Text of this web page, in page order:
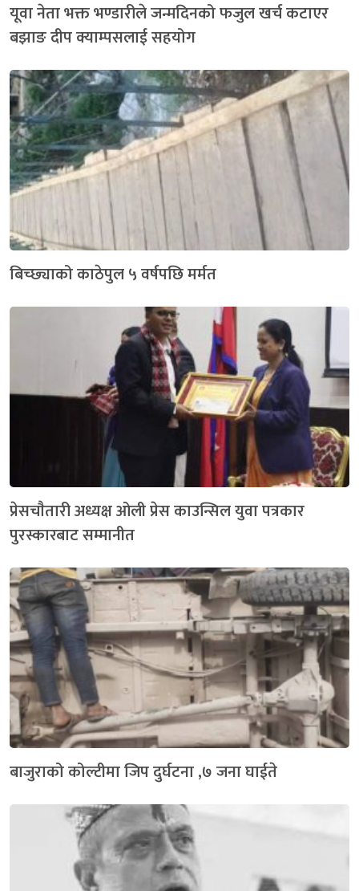
यूवा नेता भक्त भण्डारीले जन्मदिनको फजुल खर्च कटाएर
बझाङ दीप क्याम्पसलाई सहयोग
बिच्छ्याको काठेपुल ५ वर्षपछि मर्मत
प्रेसचाैतारी अध्यक्ष ओली प्रेस काउन्सिल युवा पत्रकार
पुरस्कारबाट सम्मानीत
बाजुराको कोल्टीमा जिप दुर्घटना ,७ जना घाईते